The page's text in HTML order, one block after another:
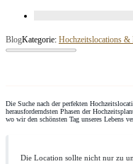
BlogKategorie: Hochzeitslocations &
Die Suche nach der perfekten
herausforderndsten Phasen der
wo wir den schönsten Tag unseres Lebens
Die Location sollte nicht nur zu